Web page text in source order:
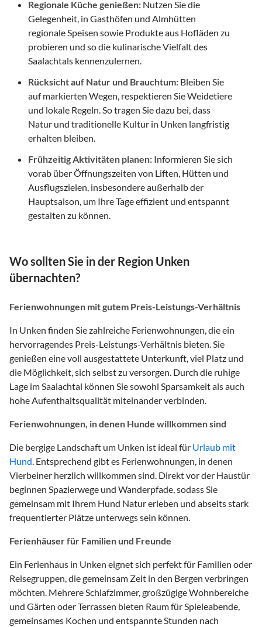
Regionale Küche genießen: Nutzen Sie die
Gelegenheit, in Gasthöfen und Almhütten
regionale Speisen sowie Produkte aus Hofläden zu
probieren und so die kulinarische Vielfalt des
Saalachtals kennenzulernen.
Rücksicht auf Natur und Brauchtum: Bleiben Sie
auf markierten Wegen, respektieren Sie Weidetiere
und lokale Regeln. So tragen Sie dazu bei, dass
Natur und traditionelle Kultur in Unken langfristig
erhalten bleiben.
Frühzeitig Aktivitäten planen: Informieren Sie sich
vorab über Öffnungszeiten von Liften, Hütten und
Ausflugszielen, insbesondere außerhalb der
Hauptsaison, um Ihre Tage effizient und entspannt
gestalten zu können.
Wo sollten Sie in der Region Unken
übernachten?
Ferienwohnungen mit gutem Preis-Leistungs-Verhältnis
In Unken finden Sie zahlreiche Ferienwohnungen, die ein
hervorragendes Preis-Leistungs-Verhältnis bieten. Sie
genießen eine voll ausgestattete Unterkunft, viel Platz und
die Möglichkeit, sich selbst zu versorgen. Durch die ruhige
Lage im Saalachtal können Sie sowohl Sparsamkeit als auch
hohe Aufenthaltsqualität miteinander verbinden.
Ferienwohnungen, in denen Hunde willkommen sind
Die bergige Landschaft um Unken ist ideal für Urlaub mit
Hund. Entsprechend gibt es Ferienwohnungen, in denen
Vierbeiner herzlich willkommen sind. Direkt vor der Haustür
beginnen Spazierwege und Wanderpfade, sodass Sie
gemeinsam mit Ihrem Hund Natur erleben und abseits stark
frequentierter Plätze unterwegs sein können.
Ferienhäuser für Familien und Freunde
Ein Ferienhaus in Unken eignet sich perfekt für Familien oder
Reisegruppen, die gemeinsam Zeit in den Bergen verbringen
möchten. Mehrere Schlafzimmer, großzügige Wohnbereiche
und Gärten oder Terrassen bieten Raum für Spieleabende,
gemeinsames Kochen und entspannte Stunden nach